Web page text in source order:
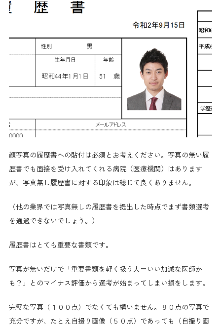
顔写真の履歴書への貼付は必須とお考えください。写真の無い履
歴書でも面接を受け入れてくれる病院（医療機関）はあります
が、写真無し履歴書に対する印象は総じて良くありません。
（他の業界では写真無しの履歴書を提出した時点でまず書類選考
を通過できないでしょう。）
履歴書はとても重要な書類です。
写真が無いだけで「重要書類を軽く扱う人＝いい加減な医師か
も？」とのマイナス評価から選考が始まってしまい損をします。
完璧な写真（１００点）でなくても構いません。８０点の写真で
充分ですが、たとえ自撮り画像（５０点）であっても（自撮り画